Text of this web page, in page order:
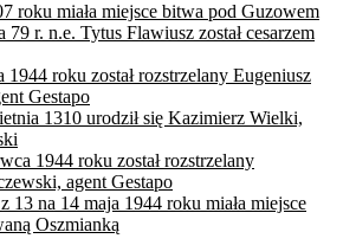
roku miała miejsce bitwa pod Guzowem
79 r. n.e. Tytus Flawiusz został cesarzem
1944 roku został rozstrzelany Eugeniusz
Gestapo
1310 urodził się Kazimierz Wielki,
1944 roku został rozstrzelany
agent Gestapo
13 na 14 maja 1944 roku miała miejsce
Oszmianką